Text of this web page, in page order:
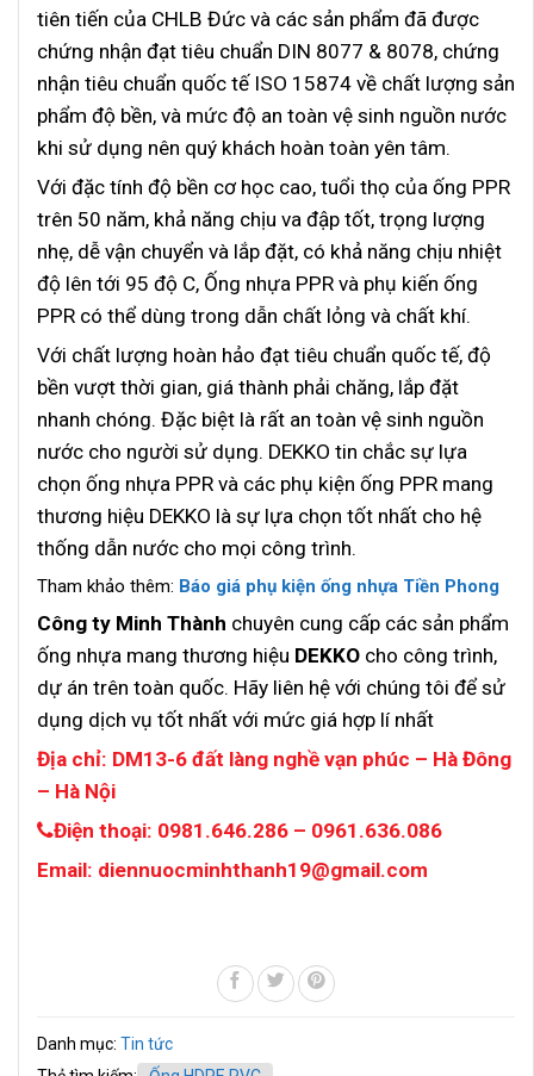
tiên tiến của CHLB Đức và các sản phẩm đã được
chứng nhận đạt tiêu chuẩn DIN 8077 & 8078, chứng
nhận tiêu chuẩn quốc tế ISO 15874 về chất lượng sản
phẩm độ bền, và mức độ an toàn vệ sinh nguồn nước
khi sử dụng nên quý khách hoàn toàn yên tâm.
Với đặc tính độ bền cơ học cao, tuổi thọ của ống PPR
trên 50 năm, khả năng chịu va đập tốt, trọng lượng
nhẹ, dễ vận chuyển và lắp đặt, có khả năng chịu nhiệt
độ lên tới 95 độ C, Ống nhựa PPR và phụ kiến ống
PPR có thể dùng trong dẫn chất lỏng và chất khí.
Với chất lượng hoàn hảo đạt tiêu chuẩn quốc tế, độ
bền vượt thời gian, giá thành phải chăng, lắp đặt
nhanh chóng. Đặc biệt là rất an toàn vệ sinh nguồn
nước cho người sử dụng. DEKKO tin chắc sự lựa
chọn ống nhựa PPR và các phụ kiện ống PPR mang
thương hiệu DEKKO là sự lựa chọn tốt nhất cho hệ
thống dẫn nước cho mọi công trình.
Tham khảo thêm: Báo giá phụ kiện ống nhựa Tiền Phong
Công ty Minh Thành chuyên cung cấp các sản phẩm
ống nhựa mang thương hiệu DEKKO cho công trình,
dự án trên toàn quốc. Hãy liên hệ với chúng tôi để sử
dụng dịch vụ tốt nhất với mức giá hợp lí nhất
Địa chỉ: DM13-6 đất làng nghề vạn phúc – Hà Đông
– Hà Nội
Điện thoại: 0981.646.286 – 0961.636.086
Email: diennuocminhthanh19@gmail.com
Danh mục: Tin tức